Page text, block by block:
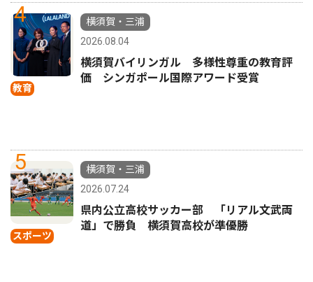
4
教育
横須賀・三浦
2026.08.04
横須賀バイリンガル 多様性尊重の教育評
価 シンガポール国際アワード受賞
5
スポーツ
横須賀・三浦
2026.07.24
県内公立高校サッカー部 「リアル文武両
道」で勝負 横須賀高校が準優勝